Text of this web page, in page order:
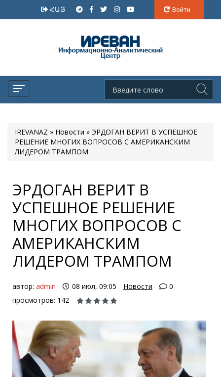
ՀԱՅ Войти
IREVANAZ » Новости » ЭРДОГАН ВЕРИТ В УСПЕШНОЕ
РЕШЕНИЕ МНОГИХ ВОПРОСОВ С АМЕРИКАНСКИМ
ЛИДЕРОМ ТРАМПОМ
ЭРДОГАН ВЕРИТ В
УСПЕШНОЕ РЕШЕНИЕ
МНОГИХ ВОПРОСОВ С
АМЕРИКАНСКИМ
ЛИДЕРОМ ТРАМПОМ
автор: admin 08 июл, 09:05 Новости
0
просмотров: 142